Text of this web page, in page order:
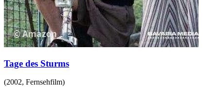
Tage des Sturms
(2002, Fernsehfilm)